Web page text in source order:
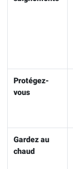
Protégez-
vous
Gardez au
chaud